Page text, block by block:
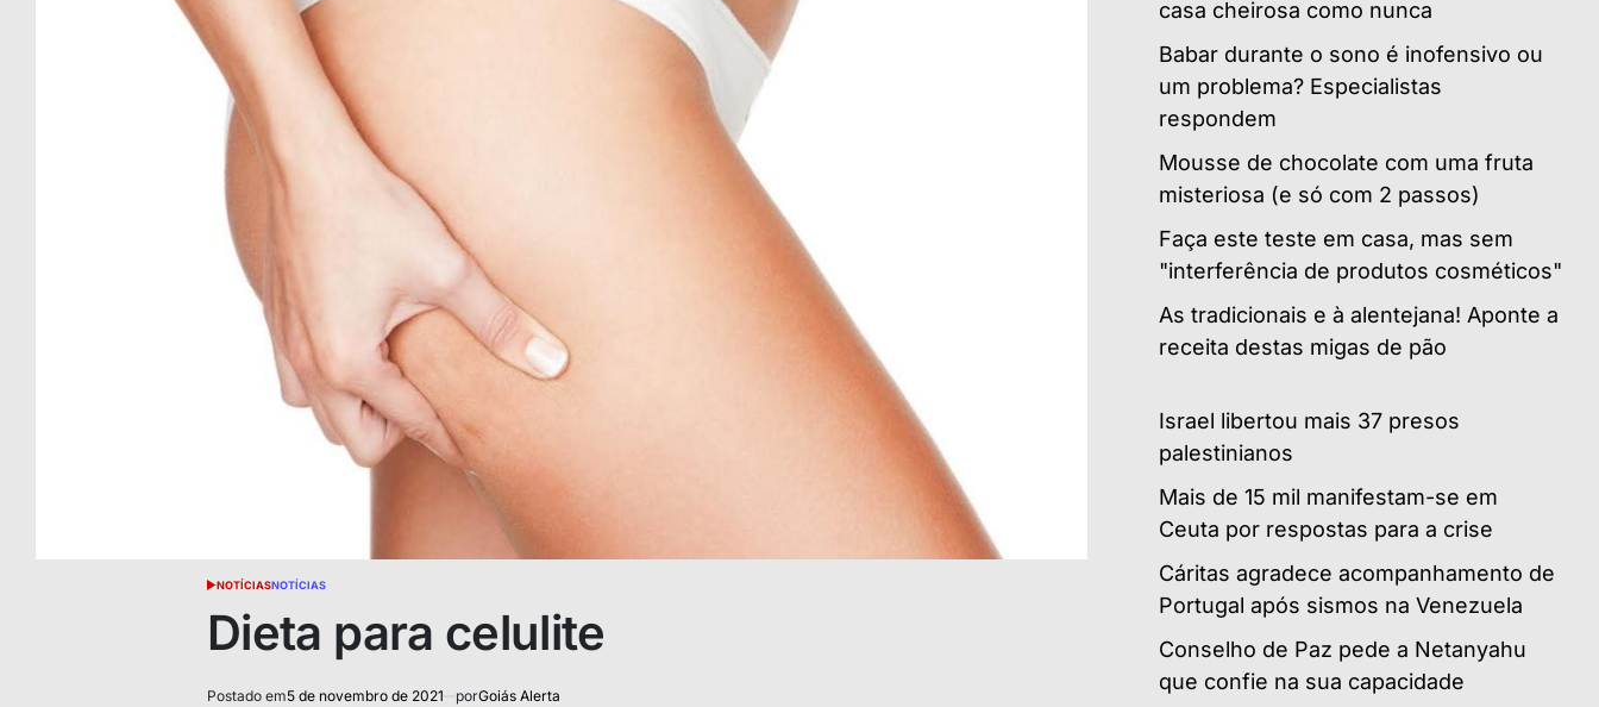
POSTED
NOTÍCIASNOTÍCIAS
Dieta para celulite
Postado em5 de novembro de 2021 porGoiás Alerta
casa cheirosa como nunca
Babar durante o sono é inofensivo ou
um problema? Especialistas
respondem
Mousse de chocolate com uma fruta
misteriosa (e só com 2 passos)
Faça este teste em casa, mas sem
"interferência de produtos cosméticos"
As tradicionais e à alentejana! Aponte a
receita destas migas de pão
Israel libertou mais 37 presos
palestinianos
Mais de 15 mil manifestam-se em
Ceuta por respostas para a crise
Cáritas agradece acompanhamento de
Portugal após sismos na Venezuela
Conselho de Paz pede a Netanyahu
que confie na sua capacidade